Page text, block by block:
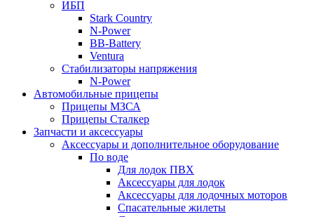
ИБП
Stark Country
N-Power
BB-Battery
Ventura
Стабилизаторы напряжения
N-Power
Автомобильные прицепы
Прицепы МЗСА
Прицепы Сталкер
Запчасти и аксессуары
Аксессуары и дополнительное оборудование
По воде
Для лодок ПВХ
Аксессуары для лодок
Аксессуары для лодочных моторов
Спасательные жилеты